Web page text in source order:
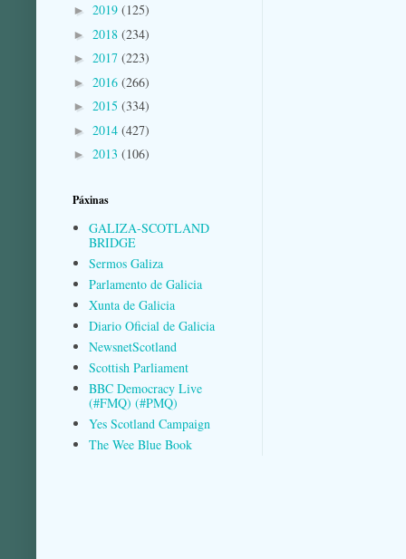
► 2019 (125)
► 2018 (234)
► 2017 (223)
► 2016 (266)
► 2015 (334)
► 2014 (427)
► 2013 (106)
Páxinas
GALIZA-SCOTLAND
BRIDGE
Sermos Galiza
Parlamento de Galicia
Xunta de Galicia
Diario Oficial de Galicia
NewsnetScotland
Scottish Parliament
BBC Democracy Live
(#FMQ) (#PMQ)
Yes Scotland Campaign
The Wee Blue Book